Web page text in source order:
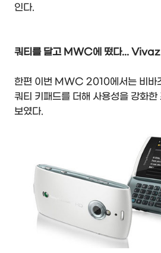
인다.
쿼티를 달고 MWC에 떴다...
한편 이번 MWC 2010에서는 비바
쿼티 키패드를 더해 사용성을 강화한
보였다.